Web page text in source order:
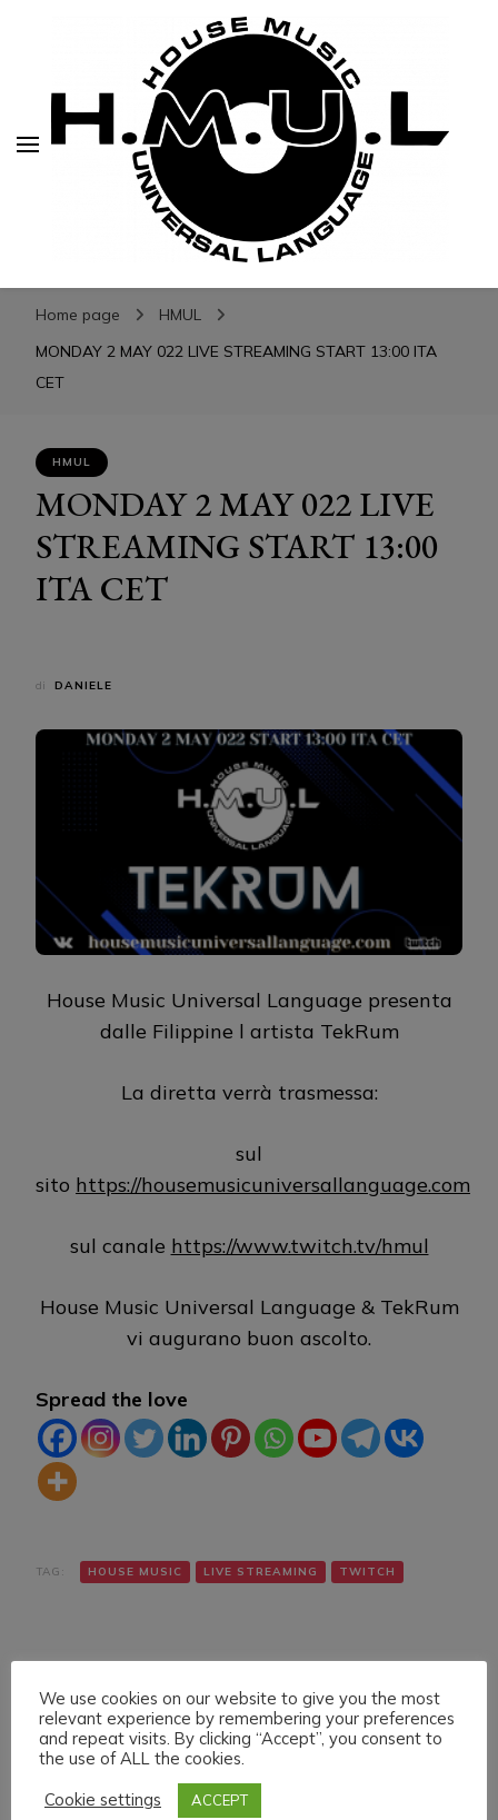
H.M.U.L.
H.M.U.L.
www.housemusicuniversallanguage.com
Home page
HMUL
MONDAY 2 MAY 022 LIVE STREAMING START 13:00 ITA
CET
HMUL
MONDAY 2 MAY 022 LIVE
STREAMING START 13:00
ITA CET
di DANIELE
House Music Universal Language presenta
dalle Filippine l artista TekRum
La diretta verrà trasmessa:
sul
sito https://housemusicuniversallanguage.com
sul canale https://www.twitch.tv/hmul
House Music Universal Language & TekRum
vi augurano buon ascolto.
Spread the love
TAG: HOUSE MUSIC LIVE STREAMING TWITCH
Navigazione
articoli
Articolo precedente
SUNDAY 1 MAY 022
LIVE STREAMING
We use cookies on our website to give you the most
relevant experience by remembering your preferences
and repeat visits. By clicking “Accept”, you consent to
the use of ALL the cookies.
Cookie settings
ACCEPT